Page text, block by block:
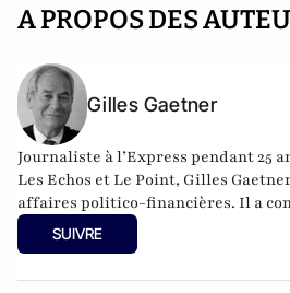
A PROPOS DES
Gilles Gaetner
Journaliste à l’Express pendant 25
Les Echos et Le Point, Gilles
affaires politico-financières. Il a
remarqué au président de la
Macron (Fauves –Editions). Il est
SUIVRE